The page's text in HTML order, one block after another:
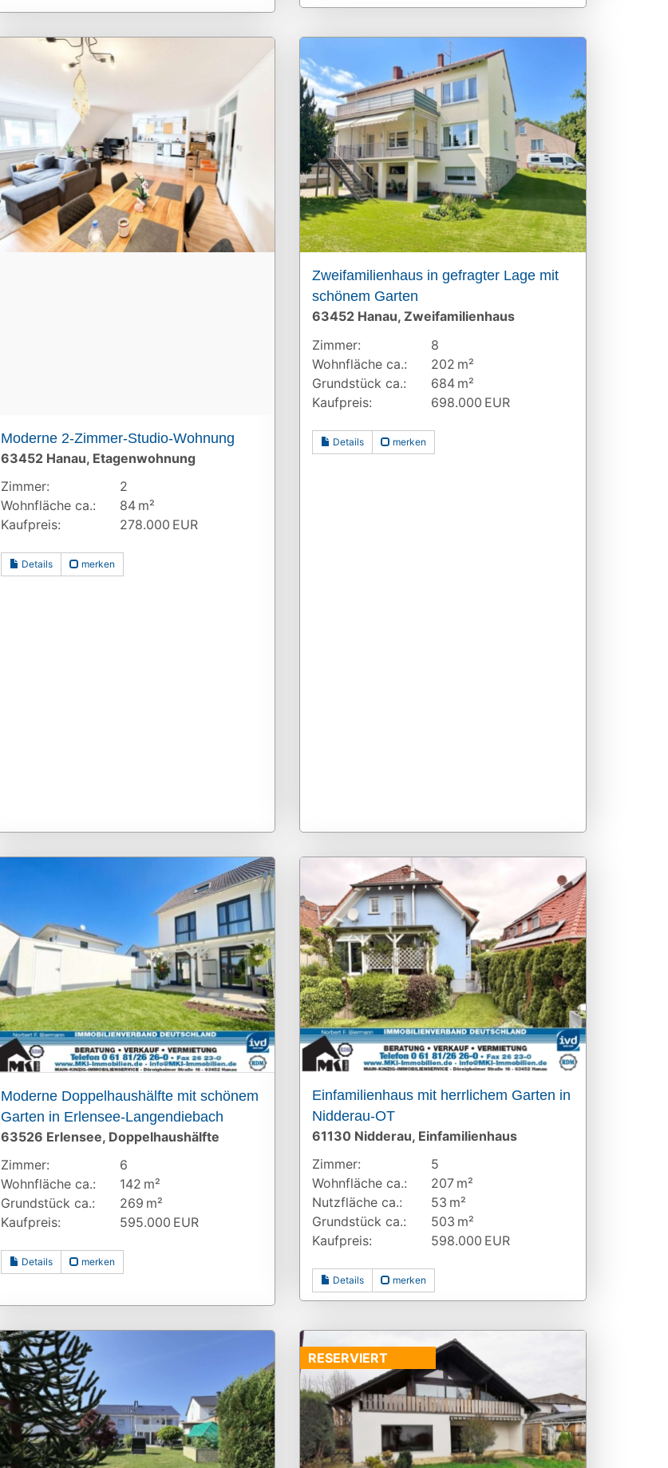
Moderne 2-Zimmer-Studio-Wohnung
63452 Hanau, Etagenwohnung
Zimmer:
2
Wohnfläche ca.:
84 m²
Kaufpreis:
278.000 EUR
Details merken
Zweifamilienhaus in gefragter Lage mit
schönem Garten
63452 Hanau, Zweifamilienhaus
Zimmer:
8
Wohnfläche ca.:
202 m²
Grund­stück ca.:
684 m²
Kaufpreis:
698.000 EUR
Details merken
Moderne Doppelhaushälfte mit schönem
Garten in Erlensee-Langendiebach
63526 Erlensee, Doppelhaushälfte
Zimmer:
6
Wohnfläche ca.:
142 m²
Grund­stück ca.:
269 m²
Kaufpreis:
595.000 EUR
Details merken
Einfamilienhaus mit herrlichem Garten in
Nidderau-OT
61130 Nidderau, Einfamilienhaus
Zimmer:
5
Wohnfläche ca.:
207 m²
Nutzfläche ca.:
53 m²
Grund­stück ca.:
503 m²
Kaufpreis:
598.000 EUR
Details merken
RESERVIERT